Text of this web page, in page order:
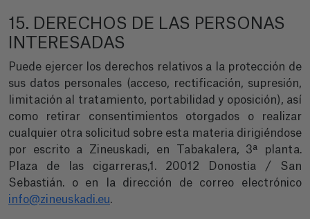
15. DERECHOS DE LAS PERSONAS
INTERESADAS
Puede ejercer los derechos relativos a la protección de
sus datos personales (acceso, rectificación, supresión,
limitación al tratamiento, portabilidad y oposición), así
como retirar consentimientos otorgados o realizar
cualquier otra solicitud sobre esta materia dirigiéndose
por escrito a Zineuskadi, en Tabakalera, 3ª planta.
Plaza de las cigarreras,1. 20012 Donostia / San
Sebastián. o en la dirección de correo electrónico
info@zineuskadi.eu.